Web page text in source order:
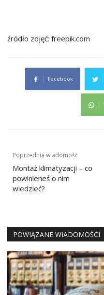
źródło zdjęć: freepik.com
Facebook
Nawigacja
wpisu
Poprzednia wiadomość
Montaż klimatyzacji – co
powinieneś o nim
wiedzieć?
POWIĄZANE WIADOMOŚCI